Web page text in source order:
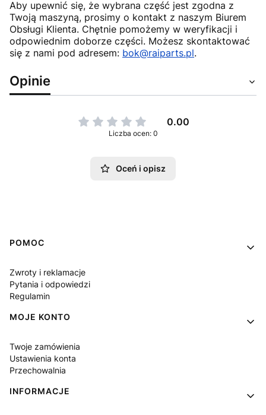
Aby upewnić się, że wybrana część jest zgodna z
Twoją maszyną, prosimy o kontakt z naszym Biurem
Obsługi Klienta. Chętnie pomożemy w weryfikacji i
odpowiednim doborze części. Możesz skontaktować
się z nami pod adresem: bok@raiparts.pl.
Opinie
0.00
Liczba ocen: 0
Oceń i opisz
Linki w stopce
POMOC
Zwroty i reklamacje
Pytania i odpowiedzi
Regulamin
MOJE KONTO
Twoje zamówienia
Ustawienia konta
Przechowalnia
INFORMACJE